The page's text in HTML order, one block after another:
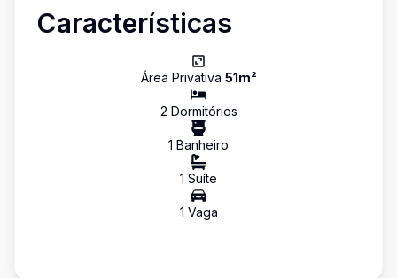
Características
Área Privativa 51m²
2 Dormitórios
1 Banheiro
1 Suíte
1 Vaga